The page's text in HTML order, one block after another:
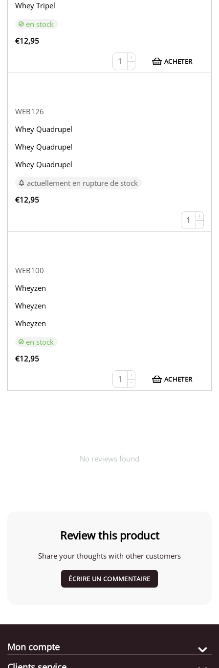
Whey Tripel
en stock
€12,95
+
−
ACHETER
WEB126
Whey Quadrupel
Whey Quadrupel
Whey Quadrupel
actuellement en rupture de stock
€12,95
+
−
WEB100
Wheyzen
Wheyzen
Wheyzen
en stock
€12,95
+
−
ACHETER
No reviews found
Review this product
Share your thoughts with other customers
ÉCRIRE UN COMMENTAIRE
Mon compte